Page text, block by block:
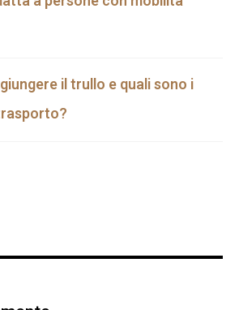
il trullo e quali sono i